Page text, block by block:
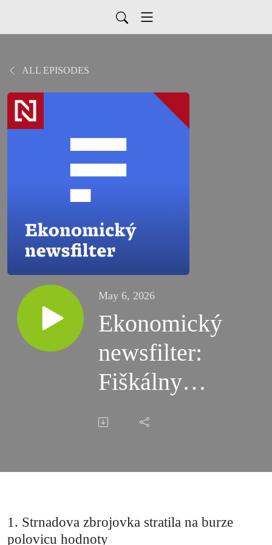
ALL EPISODES
May 6, 2026
Ekonomický
newsfilter:
Fiškálny
terorizmus
Kamenický,
1. Strnadova zbrojovka stratila na burze
polovicu hodnoty